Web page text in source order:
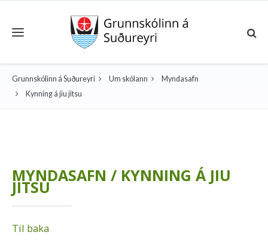
Toggle navigation
Grunnskólinn á Suðureyri Um skólann
Myndasafn
Kynning á jiu jitsu
MYNDASAFN / KYNNING Á JIU
JITSU
Til baka